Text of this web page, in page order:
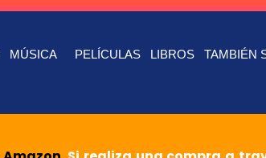
MÚSICA PELÍCULAS LIBROS TAMBIÉN